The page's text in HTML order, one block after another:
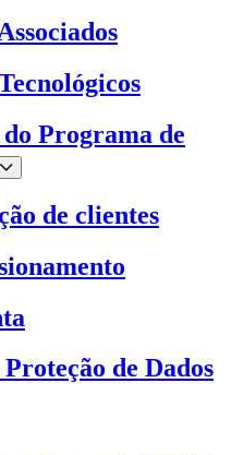
Programa de
de clientes
de Dados